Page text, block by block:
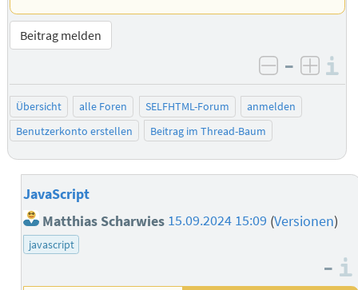
Beitrag melden
negativ
–
Übersicht alle Foren SELFHTML-Forum
anmelden
Benutzerkonto erstellen
Beitrag im Thread-Baum
JavaScript
Matthias Scharwies 15.09.2024 15:09 (Versionen)
javascript
–